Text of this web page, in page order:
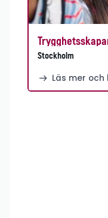
Stockholm
Läs mer och